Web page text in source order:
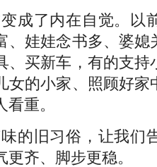
成了内在自觉。以
、娃娃念书多、婆媳
、买新车，有的支持
女的小家、照顾好家
重。
的旧习俗，让我们
齐、脚步更稳。